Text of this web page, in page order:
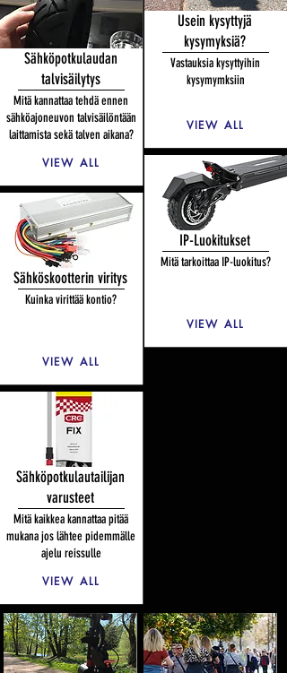
Sähköpotkulaudan
talvisäilytys
Mitä kannattaa tehdä ennen
sähköajoneuvon talvisäilöntään
laittamista sekä talven aikana?
VIEW ALL
Sähköskootterin viritys
Kuinka virittää kontio?
VIEW ALL
Sähköpotkulautailijan
varusteet
Mitä kaikkea kannattaa pitää
mukana jos lähtee pidemmälle
ajelu reissulle
VIEW ALL
Usein kysyttyjä
kysymyksiä?
Vastauksia kysyttyihin
kysymymksiin
VIEW ALL
IP-Luokitukset
Mitä tarkoittaa IP-luokitus?
VIEW ALL